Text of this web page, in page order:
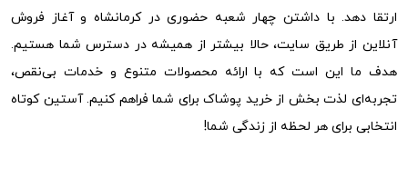
ارتقا دهد. با داشتن چهار شعبه حضوری در کرمانشاه و آغاز فروش
آنلاین از طریق سایت، حالا بیشتر از همیشه در دسترس شما هستیم.
هدف ما این است که با ارائه محصولات متنوع و خدمات بی‌نقص،
تجربه‌ای لذت بخش از خرید پوشاک برای شما فراهم کنیم. آستین کوتاه
انتخابی برای هر لحظه از زندگی شما!